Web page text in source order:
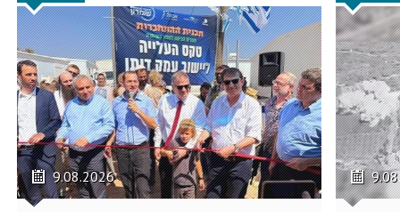
9.08.2026